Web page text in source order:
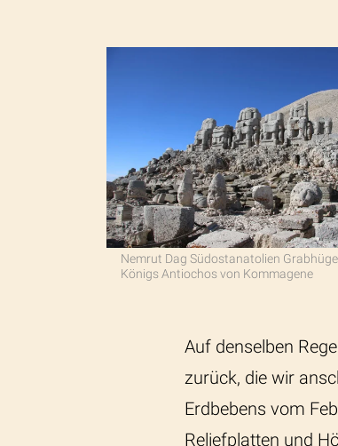
Nemrut Dag Südostanatolien
Königs Antiochos von Kommagene
Auf denselben
zurück, die wir
Erdbebens vom
Reliefplatten und